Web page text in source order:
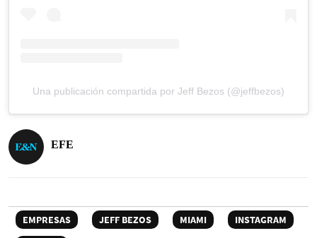
Una publicación compartida por Jeff Bezos (@jeffbezos)
EFE
EMPRESAS JEFF BEZOS MIAMI
INSTAGRAM